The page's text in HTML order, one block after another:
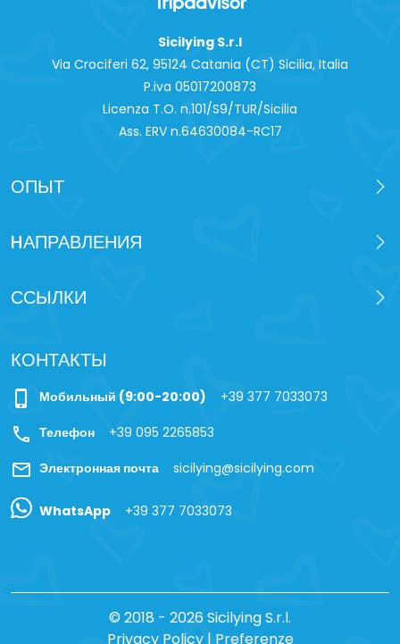
Sicilying S.r.l
Via Crociferi 62, 95124 Catania (CT) Sicilia, Italia
P.iva 0‍5017200873
Licenza T.O. n.101/S9/TUR/Sicilia
Ass. ERV n.64630084-RC17
ОПЫТ
HАПРАВЛЕНИЯ
ССЫЛКИ
КОНТАКТЫ
phone_iphone Мобильный (9:00-20:00) +39 377 7033073
call Телефон +39 095 2265853
mail Электронная почта sicilying@sicilying.com
WhatsApp +39 377 7033073
© 2018 - 2026 Sicilying S.r.l.
Privacy Policy| Preferenze